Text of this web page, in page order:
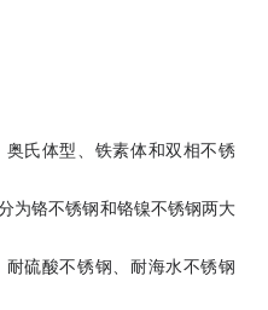
氏体型、铁素体和双相不锈
为铬不锈钢和铬镍不锈钢两大
硫酸不锈钢、耐海水不锈钢